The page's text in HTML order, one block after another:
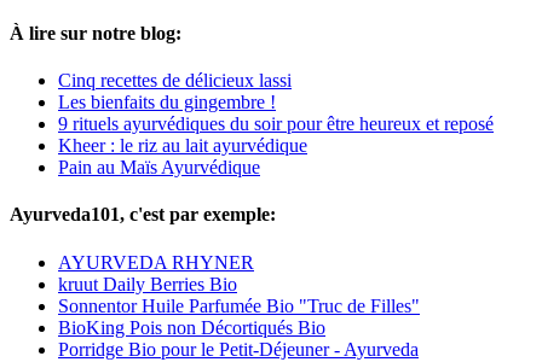
À lire sur notre blog:
Cinq recettes de délicieux lassi
Les bienfaits du gingembre !
9 rituels ayurvédiques du soir pour être heureux et reposé
Kheer : le riz au lait ayurvédique
Pain au Maïs Ayurvédique
Ayurveda101, c'est par exemple:
AYURVEDA RHYNER
kruut Daily Berries Bio
Sonnentor Huile Parfumée Bio "Truc de Filles"
BioKing Pois non Décortiqués Bio
Porridge Bio pour le Petit-Déjeuner - Ayurveda